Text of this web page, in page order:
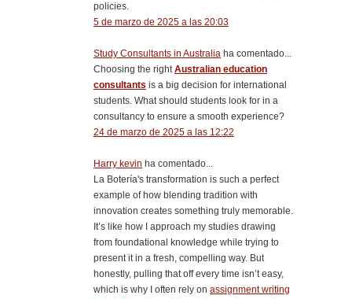
policies.
5 de marzo de 2025 a las 20:03
Study Consultants in Australia ha comentado...
Choosing the rightAustralian education
consultants is a big decision for international
students. What should students look for in a
consultancy to ensure a smooth experience?
24 de marzo de 2025 a las 12:22
Harry kevin ha comentado...
La Botería's transformation is such a perfect
example of how blending tradition with
innovation creates something truly memorable.
It’s like how I approach my studies drawing
from foundational knowledge while trying to
present it in a fresh, compelling way. But
honestly, pulling that off every time isn’t easy,
which is why I often rely on assignment writing